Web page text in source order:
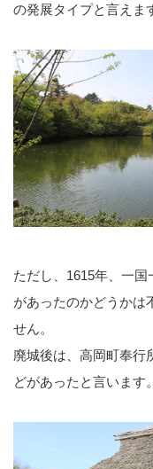
の発展タイプと言えま
ただし、1615年、一
があったのかどうかは
せん。
廃城後は、高岡町奉行
どがあったと言います。